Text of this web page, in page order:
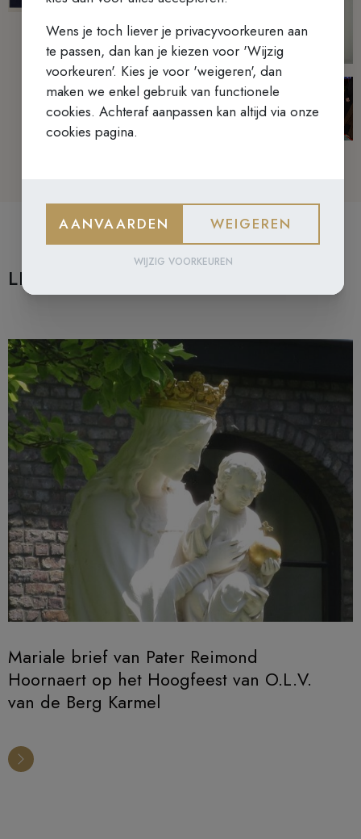
LEES MEER ARTIKELS.
Mariale brief van Pater Reimond
Hoornaert op het Hoogfeest van O.L.V.
van de Berg Karmel
Wens je toch liever je privacyvoorkeuren aan
te passen, dan kan je kiezen voor 'Wijzig
voorkeuren'. Kies je voor 'weigeren', dan
maken we enkel gebruik van functionele
cookies. Achteraf aanpassen kan altijd via onze
cookies pagina.
AANVAARDEN WEIGEREN
WIJZIG VOORKEUREN